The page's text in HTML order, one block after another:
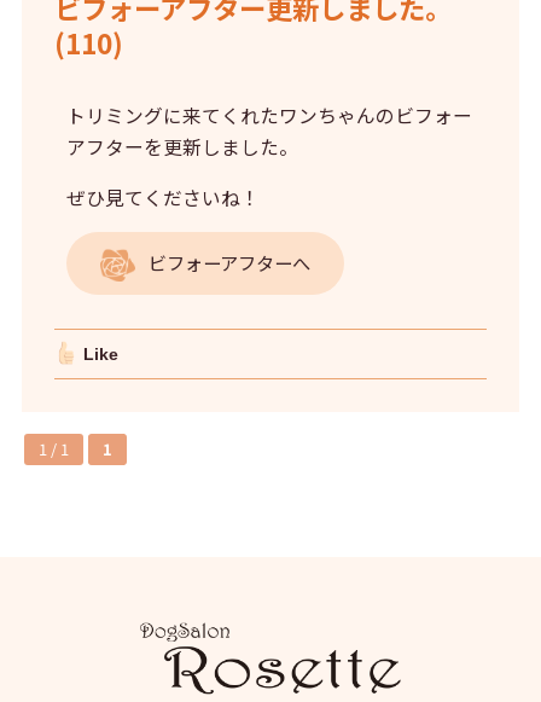
ビフォーアフター更新しました。
(110)
トリミングに来てくれたワンちゃんのビフォー
アフターを更新しました。
ぜひ見てくださいね！
ビフォーアフターへ
Like
1 / 1 1